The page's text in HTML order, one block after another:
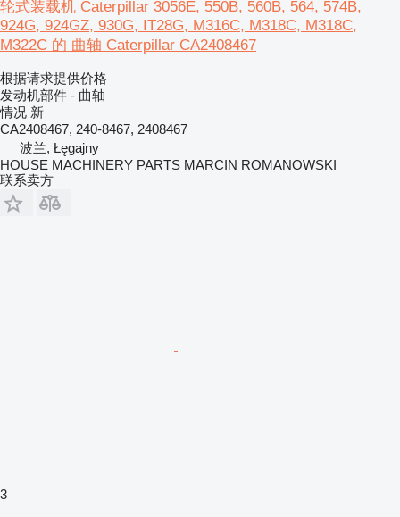
轮式装载机 Caterpillar 3056E, 550B, 560B, 564, 574B,
924G, 924GZ, 930G, IT28G, M316C, M318C, M318C,
M322C 的 曲轴 Caterpillar CA2408467
根据请求提供价格
发动机部件 - 曲轴
情况 新
CA2408467, 240-8467, 2408467
波兰, Łęgajny
HOUSE MACHINERY PARTS MARCIN ROMANOWSKI
联系卖方
3